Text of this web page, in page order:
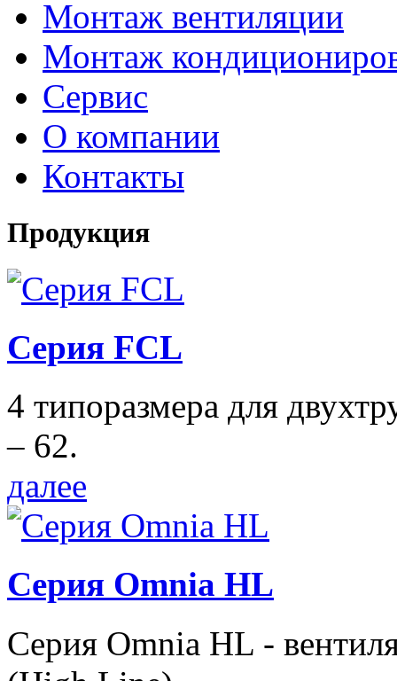
Монтаж вентиляции
Монтаж
Сервис
О компании
Контакты
Продукция
Серия FCL
4 типоразмера для
– 62.
далее
Серия Omnia HL
Серия Omnia HL -